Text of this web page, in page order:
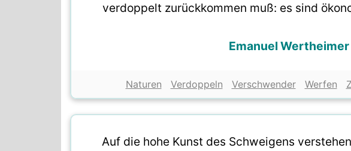
verdoppelt zurückkommen muß: es sind
Emanuel Wertheimer
Naturen Verdoppeln Verschwender Werfen
Auf die hohe Kunst des Schweigens